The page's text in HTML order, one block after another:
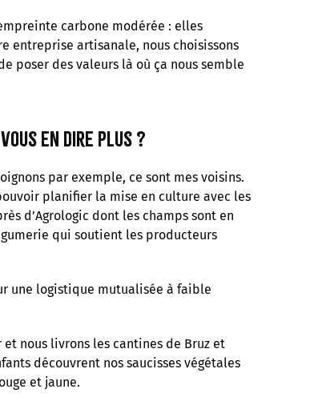
carbone modérée : elles
entreprise artisanale, nous choisissons
poser des valeurs là où ça nous semble
en dire plus ?
par exemple, ce sont mes voisins.
planifier la mise en culture avec les
d’Agrologic dont les champs sont en
qui soutient les producteurs
une logistique mutualisée à faible
et nous livrons les cantines de Bruz et
découvrent nos saucisses végétales
et jaune.